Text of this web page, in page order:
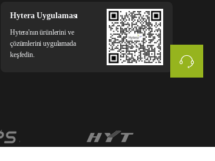
Hytera Uygulaması
Hytera'nın ürünlerini ve
çözümlerini uygulamada
keşfedin.